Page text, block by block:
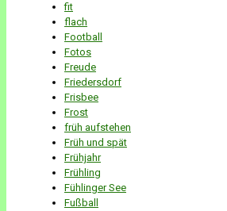
fit
flach
Football
Fotos
Freude
Friedersdorf
Frisbee
Frost
früh aufstehen
Früh und spät
Frühjahr
Frühling
Fühlinger See
Fußball